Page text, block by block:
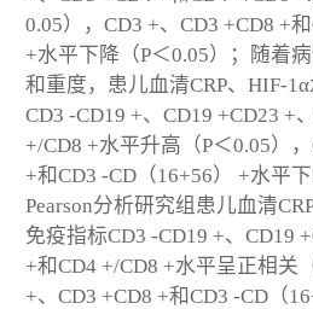
0.05），CD3 +、CD3 +CD8 +和
+水平下降（P＜0.05）；随着
和重度，患儿血清CRP、HIF-
CD3 -CD19 +、CD19 +CD23 +
+/CD8 +水平升高（P＜0.05）
+和CD3 -CD（16+56） +水平下
Pearson分析研究组患儿血清
免疫指标CD3 -CD19 +、CD19
+和CD4 +/CD8 +水平呈正相关
+、CD3 +CD8 +和CD3 -CD（